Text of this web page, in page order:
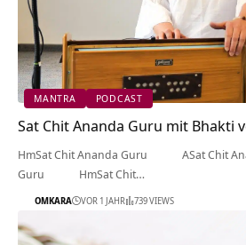
MANTRA PODCAST
Sat Chit Ananda Guru mit Bhakti
HmSat Chit Ananda Guru ASat Chit
Guru HmSat Chit…
OMKARA VOR 1 JAHR 739 VIEWS